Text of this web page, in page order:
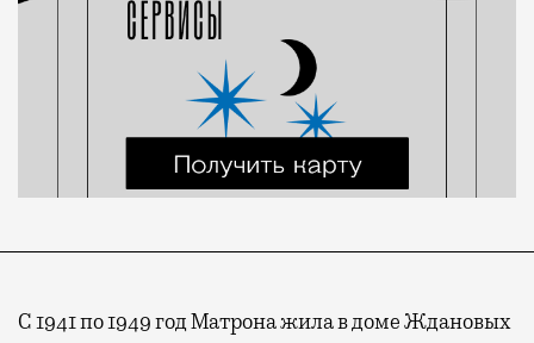
С 1941 по 1949 год Матрона жила в доме Ждановых